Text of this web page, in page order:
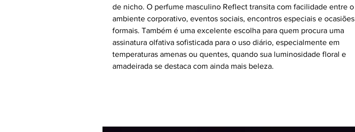
de nicho. O perfume masculino Reflect transita com facilidade entre o
ambiente corporativo, eventos sociais, encontros especiais e ocasiões
formais. Também é uma excelente escolha para quem procura uma
assinatura olfativa sofisticada para o uso diário, especialmente em
temperaturas amenas ou quentes, quando sua luminosidade floral e
amadeirada se destaca com ainda mais beleza.